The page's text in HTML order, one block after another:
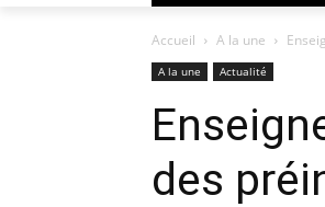
Accueil A la une
A la une Actualité
des